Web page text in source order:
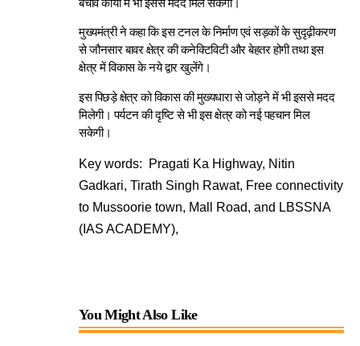
बचाव कार्यों में भी इससे मदद मिल सकेगी।
मुख्यमंत्री ने कहा कि इस टनल के निर्माण एवं सड़कों के सुदृढ़ीकरण
से जौनसार बावर क्षेत्र की कनेक्टिविटी और बेहतर होगी तथा इस
क्षेत्र में विकास के नये द्वार खुलेंगे।
इस पिछड़े क्षेत्र को विकास की मुख्यधारा से जोड़ने में भी इससे मदद
मिलेगी। पर्यटन की दृष्टि से भी इस क्षेत्र को नई पहचान मिल
सकेगी।
Key words: Pragati Ka Highway, Nitin
Gadkari, Tirath Singh Rawat, Free connectivity
to Mussoorie town, Mall Road, and LBSSNA
(IAS ACADEMY),
You Might Also Like